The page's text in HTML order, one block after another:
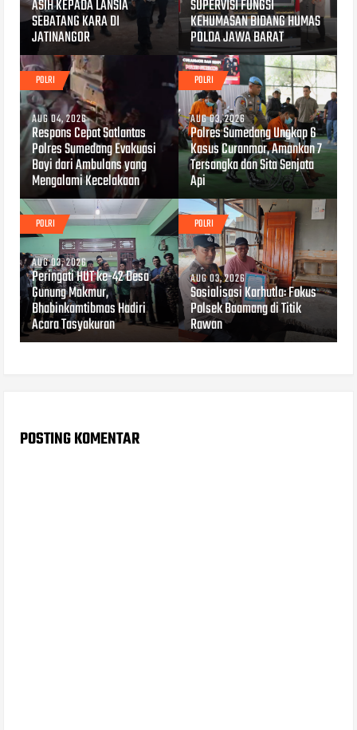
ASIH KEPADA LANSIA
SEBATANG KARA DI
JATINANGOR
SUPERVISI FUNGSI
KEHUMASAN BIDANG HUMAS
POLDA JAWA BARAT
POLRI
AUG 04, 2026
Respons Cepat Satlantas
Polres Sumedang Evakuasi
Bayi dari Ambulans yang
Mengalami Kecelakaan
POLRI
AUG 03, 2026
Polres Sumedang Ungkap 6
Kasus Curanmor, Amankan 7
Tersangka dan Sita Senjata
Api
POLRI
AUG 03, 2026
Peringati HUT ke-42 Desa
Gunung Makmur,
Bhabinkamtibmas Hadiri
Acara Tasyakuran
POLRI
AUG 03, 2026
Sosialisasi Karhutla: Fokus
Polsek Baamang di Titik
Rawan
POSTING KOMENTAR